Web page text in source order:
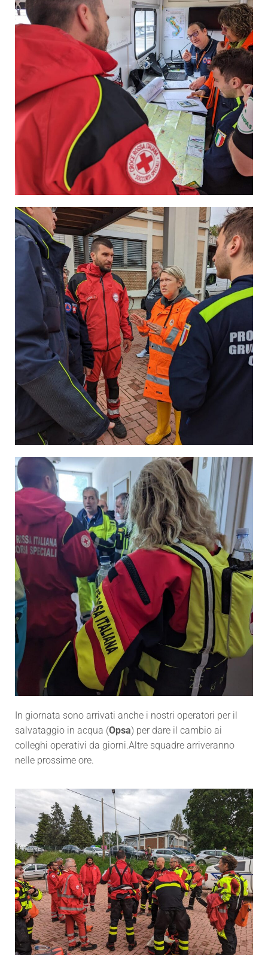
In giornata sono arrivati anche i nostri operatori per il
salvataggio in acqua (Opsa) per dare il cambio ai
colleghi operativi da giorni.Altre squadre arriveranno
nelle prossime ore.